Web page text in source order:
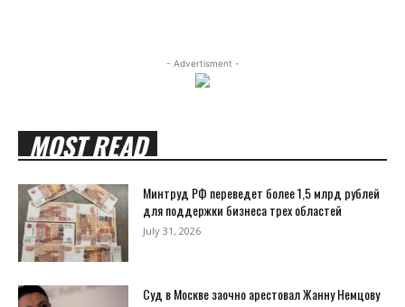
- Advertisment -
MOST READ
Минтруд РФ переведет более 1,5 млрд рублей
для поддержки бизнеса трех областей
July 31, 2026
Суд в Москве заочно арестовал Жанну Немцову